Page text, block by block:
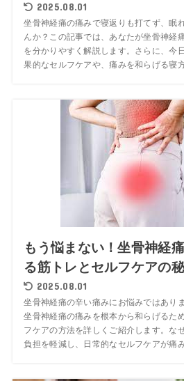
2025.08.01
坐骨神経痛の痛みで寝返りも打てず、眠
んか？この記事では、あなたが坐骨神経
を分かりやすく解説します。さらに、今
果的なセルフケアや、痛みを和らげる寝
もう悩まない！坐骨神経
る筋トレとセルフケアの
2025.08.01
坐骨神経痛の辛い痛みにお悩みではあり
坐骨神経痛の痛みを根本から和らげるた
フケアの方法を詳しくご紹介します。な
負担を軽減し、日常的なセルフケアが痛